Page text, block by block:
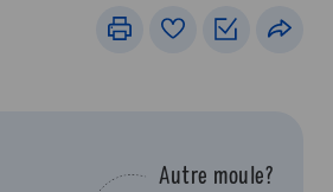
ImprimerLivre de recettes
Listes de
Autre moule?